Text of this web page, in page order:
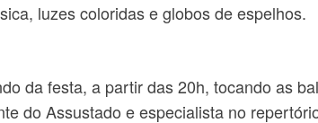
luzes coloridas e globos de espelhos.
da festa, a partir das 20h, tocando as
do Assustado e especialista no